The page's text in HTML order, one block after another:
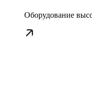
Оборудование